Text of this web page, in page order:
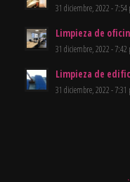
31 diciembre, 2022 - 7:54
Limpieza de
31 diciembre, 2022 - 7:42
Limpieza de
31 diciembre, 2022 - 7:31